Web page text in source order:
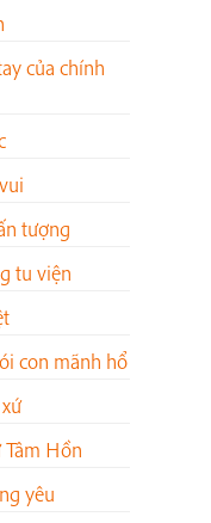
của chính
tượng
tu viện
con mãnh hổ
Hồn
yêu